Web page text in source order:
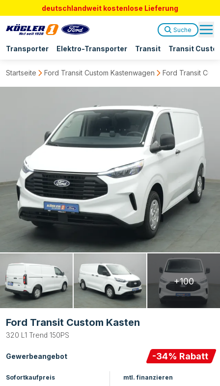
deutschlandweit kostenlose Lieferung
Transporter Elektro-Transporter Transit Transit
Suche
Startseite Ford Transit Custom Kastenwagen Ford Transit
+100
Ford Transit Custom Kasten
320 L1 Trend 150PS
Gewerbeangebot -34% Rabatt
Sofortkaufpreis mtl. finanzieren